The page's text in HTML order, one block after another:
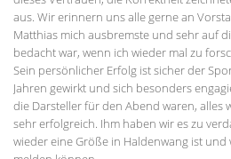
aus. Wir erinnern uns alle gerne an
Matthias mich ausbremste und sehr auf
bedacht war, wenn ich wieder mal zu
Sein persönlicher Erfolg ist sicher der
Jahren gewirkt und sich besonders
die Darsteller für den Abend waren, alles
sehr erfolgreich. Ihm haben wir es zu
wieder eine Größe in Haldenwang ist und